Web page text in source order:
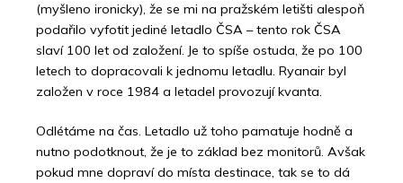
(myšleno ironicky), že se mi na pražském letišti alespoň
podařilo vyfotit jediné letadlo ČSA – tento rok ČSA
slaví 100 let od založení. Je to spíše ostuda, že po 100
letech to dopracovali k jednomu letadlu. Ryanair byl
založen v roce 1984 a letadel provozují kvanta.
Odlétáme na čas. Letadlo už toho pamatuje hodně a
nutno podotknout, že je to základ bez monitorů. Avšak
pokud mne dopraví do místa destinace, tak se to dá